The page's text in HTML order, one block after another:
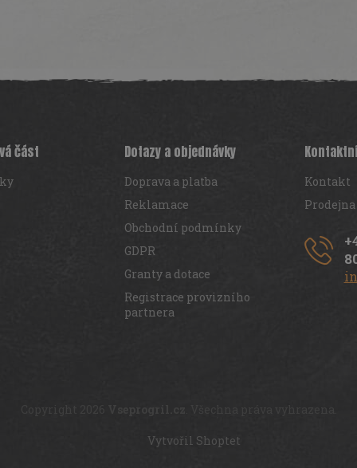
část Dotazy a objednávky
Doprava a platba
Reklamace
Obchodní podmínky
GDPR
Granty a dotace
Registrace provizního
partnera
Kontakt
Vytvořil Shoptet